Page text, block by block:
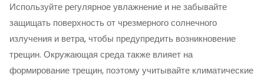
Используйте регулярное увлажнение и не забывайте
защищать поверхность от чрезмерного солнечного
излучения и ветра, чтобы предупредить возникновение
трещин. Окружающая среда также влияет на
формирование трещин, поэтому учитывайте климатические